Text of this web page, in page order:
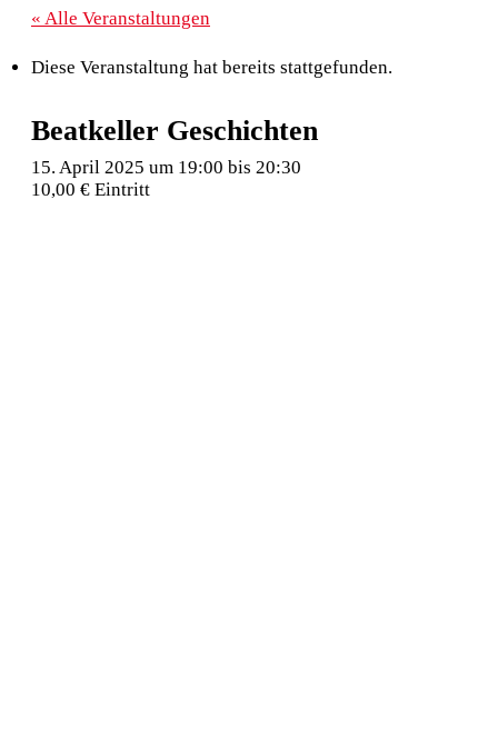
« Alle Veranstaltungen
Diese Veranstaltung hat bereits stattgefunden.
Beatkeller Geschichten
15. April 2025 um 19:00 bis 20:30
10,00 € Eintritt